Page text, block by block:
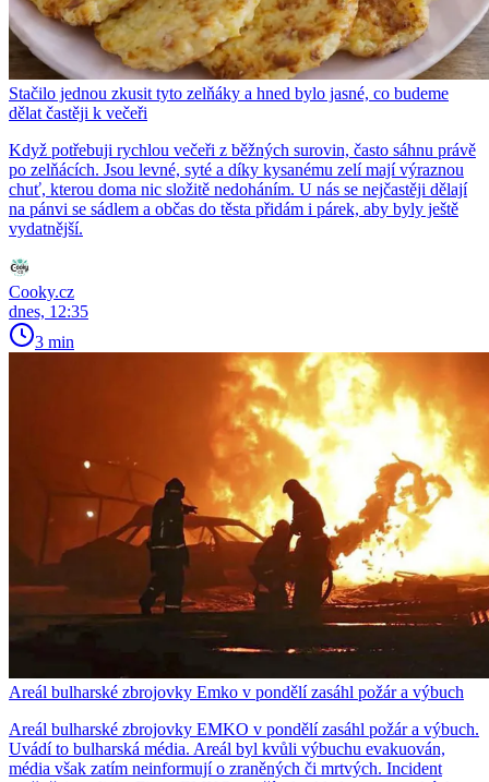
Stačilo jednou zkusit tyto zelňáky a hned bylo jasné, co budeme
dělat častěji k večeři
Když potřebuji rychlou večeři z běžných surovin, často sáhnu právě
po zelňácích. Jsou levné, syté a díky kysanému zelí mají výraznou
chuť, kterou doma nic složitě nedoháním. U nás se nejčastěji dělají
na pánvi se sádlem a občas do těsta přidám i párek, aby byly ještě
vydatnější.
Cooky.cz
dnes, 12:35
3 min
Areál bulharské zbrojovky Emko v pondělí zasáhl požár a výbuch
Areál bulharské zbrojovky EMKO v pondělí zasáhl požár a výbuch.
Uvádí to bulharská média. Areál byl kvůli výbuchu evakuován,
média však zatím neinformují o zraněných či mrtvých. Incident